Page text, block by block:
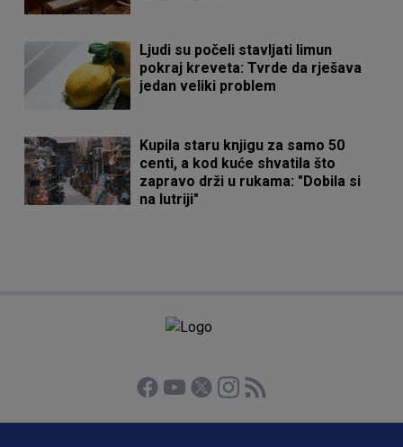
Ljudi su počeli stavljati limun
pokraj kreveta: Tvrde da rješava
jedan veliki problem
Kupila staru knjigu za samo 50
centi, a kod kuće shvatila što
zapravo drži u rukama: "Dobila si
na lutriji"